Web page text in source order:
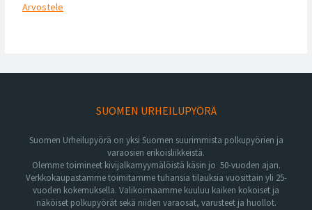
Arvostele
SUOMEN URHEILUPYÖRÄ
Suomen Urheilupyörä on yksi Suomen suurimmista polkupyörien ja
varaosien erikoisliikkeistä.
Olemme toimineet kivijalkamyymälöistä käsin jo 50-vuoden ajan.
Verkkokaupastamme toimitamme tuhansia tilauksia vuosittain yli 25-
vuoden kokemuksella. Valikoimaamme kuuluu kaiken kokoiset ja
näköiset polkupyörät sekä niiden varaosat, varusteet ja huollot.